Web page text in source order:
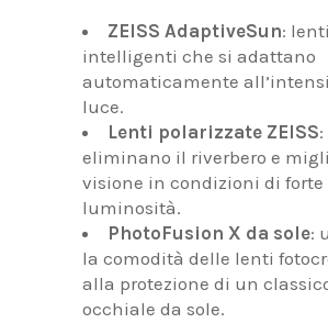
ZEISS AdaptiveSun:
intelligenti che si adattano
automaticamente
luce.
Lenti polarizzate ZEISS:
eliminano il riverbero e
visione in condizioni di forte
luminosità.
PhotoFusion X da sole:
la comodità delle lenti
alla protezione di un
occhiale da sole.